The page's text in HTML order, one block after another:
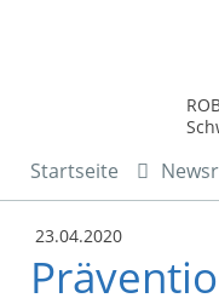
Startseite
23.04.2020